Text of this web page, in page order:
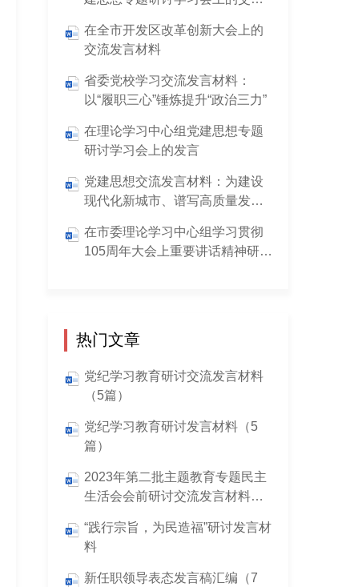
在全市开发区改革创新大会上的
交流发言材料
省委党校学习交流发言材料：
以“履职三心”锤炼提升“政治三力”
在理论学习中心组党建思想专题
研讨学习会上的发言
党建思想交流发言材料：为建设
现代化新城市、谱写高质量发展
在市委理论学习中心组学习贯彻
105周年大会上重要讲话精神研讨
热门文章
党纪学习教育研讨交流发言材料
（5篇）
党纪学习教育研讨发言材料（5
篇）
2023年第二批主题教育专题民主
生活会会前研讨交流发言材料（5
“践行宗旨，为民造福”研讨发言材
料
新任职领导表态发言稿汇编（7